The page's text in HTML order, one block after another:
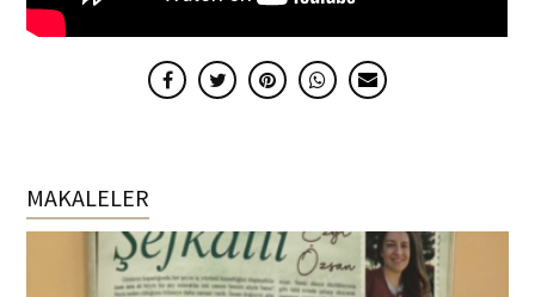
MAKALELER